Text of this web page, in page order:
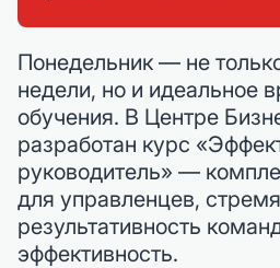
Понедельник — не
недели, но и идеальное
обучения. В Центре
разработан курс
руководитель» —
для управленцев,
результативность
эффективность.